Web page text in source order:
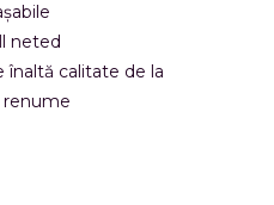
neted
înaltă calitate de la